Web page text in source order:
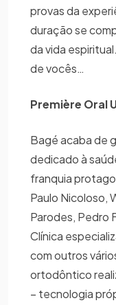
provas da
duração se
da vida
de vocês…
Première Oral
Bagé acaba de
dedicado à
franquia
Paulo Nicoloso,
Parodes, Pedro
Clínica
com outros
ortodôntico
– tecnologia